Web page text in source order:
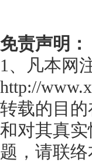
免责声明：
1、凡本网
http://
转载的目
和对其真
题，请联